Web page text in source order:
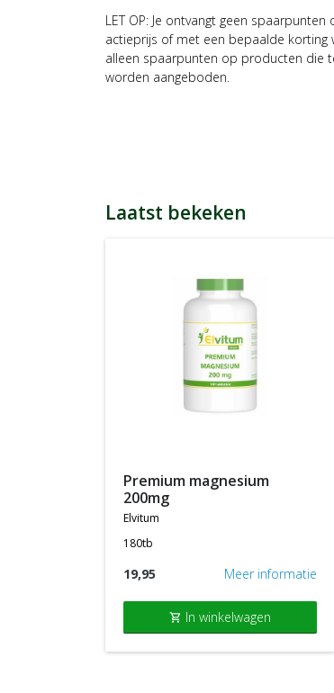
LET OP: Je ontvangt geen
actieprijs of met een bepaalde korting
alleen spaarpunten op producten die
worden aangeboden.
Laatst bekeken
premium magnesium
200mg
elvitum
180tb
19,95 Meer informatie
shopping_cart In winkelwagen